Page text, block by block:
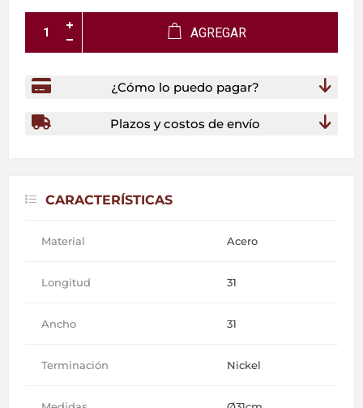
AGREGAR
¿Cómo lo puedo pagar?
Plazos y costos de envío
CARACTERÍSTICAS
Material Acero
Longitud 31
Ancho 31
Terminación Nickel